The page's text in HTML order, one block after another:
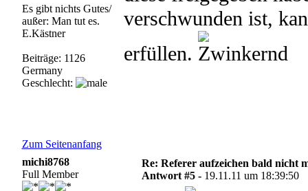
Es gibt nichts Gutes/
außer: Man tut es.
E.Kästner
Beiträge: 1126
Germany
Geschlecht:
verschwunden ist,
erfüllen.
Zum Seitenanfang
michi8768
Full Member
Re: Referer aufzeichen bald nicht
Antwort #5 - 19.11.11 um 18:39:50